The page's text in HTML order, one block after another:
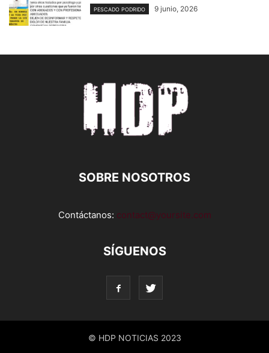
PESCADO PODRIDO 9 junio, 2026
SOBRE NOSOTROS
Contáctanos: contact@yoursite.com
SÍGUENOS
© HDP NOTICIAS 2023